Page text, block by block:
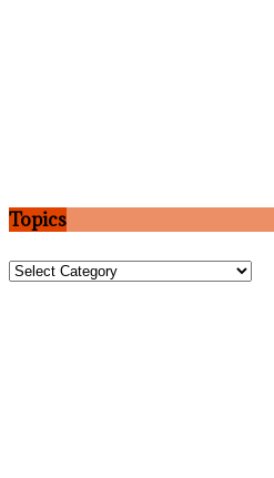
Topics
Topics